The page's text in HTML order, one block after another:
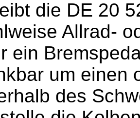
die DE 20
Allrad-
ein
um einen
des